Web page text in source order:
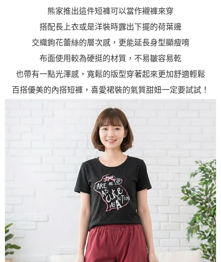
熊家推出這件短褲可以當作襯褲來穿
搭配長上衣或是洋裝時露出下擺的荷葉邊
交織鉤花蕾絲的層次感，更能延長身型顯瘦唷
布面使用較為硬挺的材質，不易皺容易乾
也帶有一點光澤感，寬鬆的版型穿著起來更加舒適輕鬆
百搭優美的內搭短褲，喜愛裙裝的氣質甜妞一定要試試！